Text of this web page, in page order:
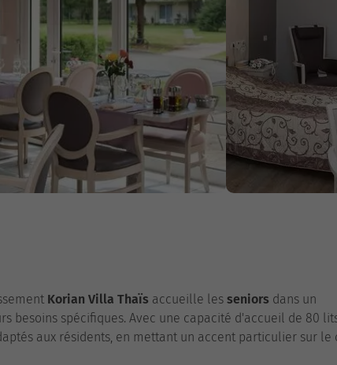
Korian Villa Thaïs accueille les seniors dans un
besoins spécifiques. Avec une capacité d'accueil de 80
aux résidents, en mettant un accent particulier sur le